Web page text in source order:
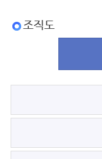
조직도